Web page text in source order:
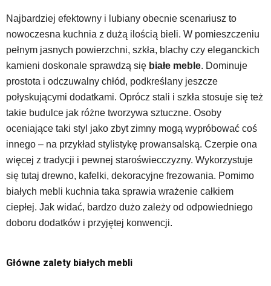
Najbardziej efektowny i lubiany obecnie scenariusz to
nowoczesna kuchnia z dużą ilością bieli. W pomieszczeniu
pełnym jasnych powierzchni, szkła, blachy czy eleganckich
kamieni doskonale sprawdzą się białe meble. Dominuje
prostota i odczuwalny chłód, podkreślany jeszcze
połyskującymi dodatkami. Oprócz stali i szkła stosuje się też
takie budulce jak różne tworzywa sztuczne. Osoby
oceniające taki styl jako zbyt zimny mogą wypróbować coś
innego – na przykład stylistykę prowansalską. Czerpie ona
więcej z tradycji i pewnej staroświecczyzny. Wykorzystuje
się tutaj drewno, kafelki, dekoracyjne frezowania. Pomimo
białych mebli kuchnia taka sprawia wrażenie całkiem
ciepłej. Jak widać, bardzo dużo zależy od odpowiedniego
doboru dodatków i przyjętej konwencji.
Główne zalety białych mebli